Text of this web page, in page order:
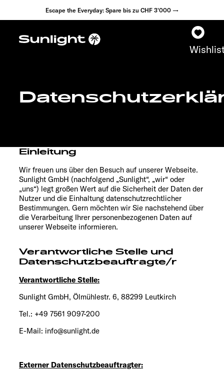
Escape the Everyday: Spare bis zu CHF 3'000 →
Modelle
Fahrzeugfinder
Händlersuche
Explore
Einleitung
Wir freuen uns über den Besuch auf unserer Webseite.
Sunlight GmbH (nachfolgend „Sunlight“, „wir“ oder
„uns“) legt großen Wert auf die Sicherheit der Daten der
Nutzer und die Einhaltung datenschutzrechtlicher
Bestimmungen. Gern möchten wir Sie nachstehend über
die Verarbeitung Ihrer personenbezogenen Daten auf
unserer Webseite informieren.
Verantwortliche Stelle und
Datenschutzbeauftragte/r
Verantwortliche Stelle:
Sunlight GmbH, Ölmühlestr. 6, 88299 Leutkirch
Tel.: +49 7561 9097-200
E-Mail: info@sunlight.de
Externer Datenschutzbeauftragter: